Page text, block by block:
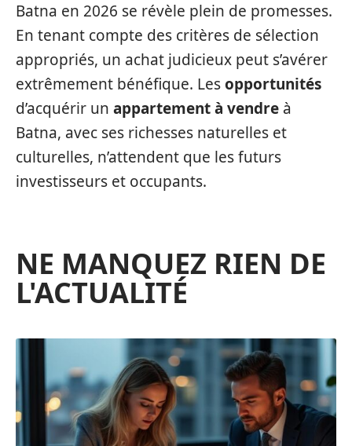
Batna en 2026 se révèle plein de promesses.
En tenant compte des critères de sélection
appropriés, un achat judicieux peut s’avérer
extrêmement bénéfique. Lesopportunités
d’acquérir un appartement à vendre à
Batna, avec ses richesses naturelles et
culturelles, n’attendent que les futurs
investisseurs et occupants.
NE MANQUEZ RIEN DE
L'ACTUALITÉ